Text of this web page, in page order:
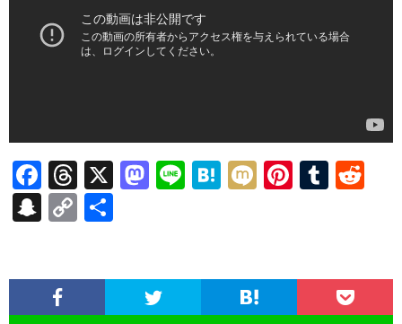
F
ac
e
o
T
hr
ea
X
M
o
Li H
a
M Pi
t
T
r
t
S
pc
C